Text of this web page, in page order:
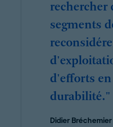
rechercher
segments
d'efforts
durabilité."
Didier Bréchemier